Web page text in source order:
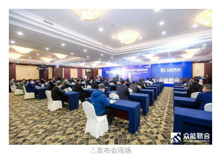
△发布会现场